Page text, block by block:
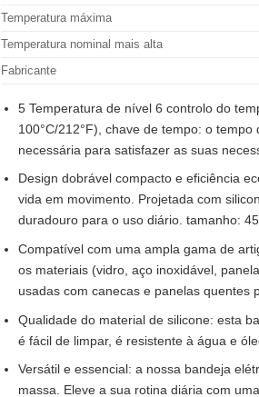
Temperatura máxima
Temperatura nominal mais alta
Fabricante
5 Temperatura de nível 6 controlo do
100°C/212°F), chave de tempo: o
necessária para satisfazer as suas
Design dobrável compacto e eficiência
vida em movimento. Projetada com
duradouro para o uso diário. tamanho:
Compatível com uma ampla gama de
os materiais (vidro, aço inoxidável,
usadas com canecas e panelas quentes
Qualidade do material de silicone: esta
é fácil de limpar, é resistente à água e
Versátil e essencial: a nossa bandeja
massa. Eleve a sua rotina diária com